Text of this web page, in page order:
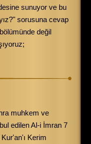
sunuyor ve bu
sorusuna cevap
değil
muhkem ve
edilen Al-i İmran 7
Kerim